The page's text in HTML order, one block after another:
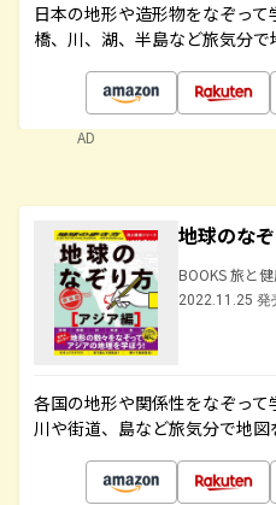
日本の地形や造形物をなぞっ
橋、川、湖、半島など旅気分で
AD
地球のな
BOOKS 旅と
2022.11.25 発
各国の地形や関係性をなぞって
川や街道、島など旅気分で地図